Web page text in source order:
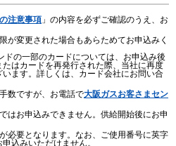
注意事項 」の内容を必ずご確認のうえ、お
が変更された場合もあらためてお申込みく
ドの一部のカードについては、お申込み後
はカードを再発行された際、当社に再度
ます。詳しくは、カード会社にお問い合
数ですが、お電話で大阪ガスお客さまセン
はお申込みできません。供給開始後にお申
必要となります。なお、ご使用番号に英字
込みいただけません。